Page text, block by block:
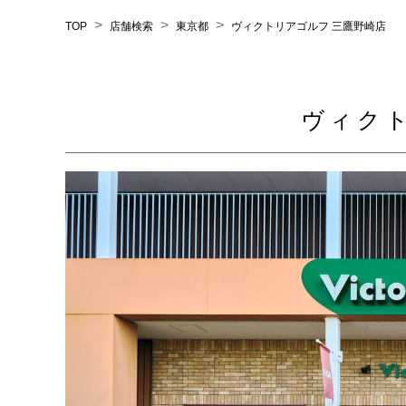
TOP > 店舗検索 > 東京都 > ヴィクトリアゴルフ 三鷹野崎店
ヴィク